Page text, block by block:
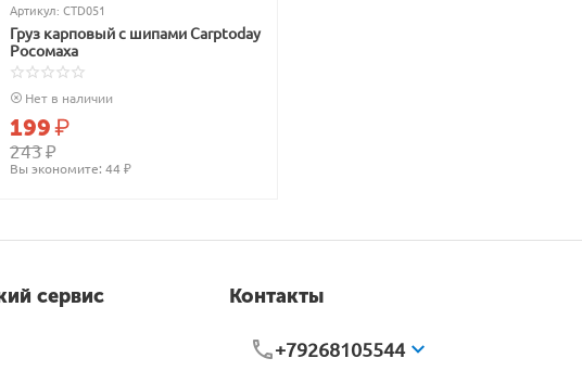
Артикул: CTD051
Груз карповый с шипами Carptoday
Росомаха
Нет в наличии
243₽
199₽
Вы экономите: 44 ₽
сервис Контакты
+79268105544